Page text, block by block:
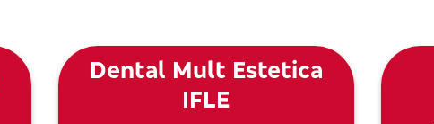
Dental Mult Estetica
IFLE